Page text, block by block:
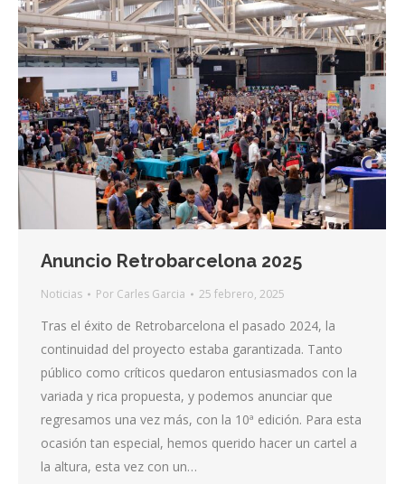
Anuncio Retrobarcelona 2025
Noticias Por Carles Garcia 25 febrero, 2025
Tras el éxito de Retrobarcelona el pasado 2024, la
continuidad del proyecto estaba garantizada. Tanto
público como críticos quedaron entusiasmados con la
variada y rica propuesta, y podemos anunciar que
regresamos una vez más, con la 10ª edición. Para esta
ocasión tan especial, hemos querido hacer un cartel a
la altura, esta vez con un…